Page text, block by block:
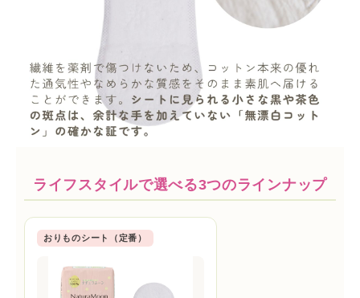
ライフスタイルで選べる3つのラインナップ
おりものシート（定番）